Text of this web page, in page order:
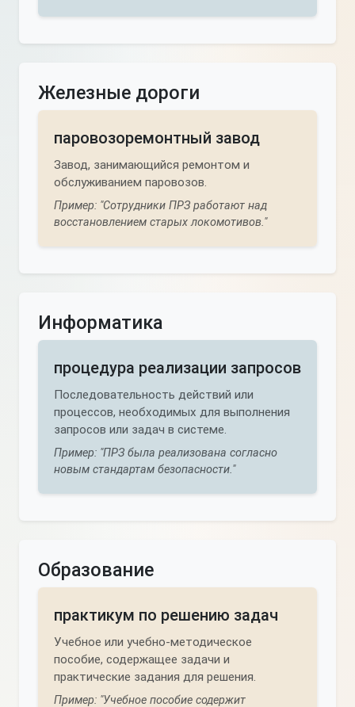
Железные дороги
паровозоремонтный завод
Завод, занимающийся ремонтом и
обслуживанием паровозов.
Пример: "Сотрудники ПРЗ работают над
восстановлением старых локомотивов."
Информатика
процедура реализации запросов
Последовательность действий или
процессов, необходимых для выполнения
запросов или задач в системе.
Пример: "ПРЗ была реализована согласно
новым стандартам безопасности."
Образование
практикум по решению задач
Учебное или учебно-методическое
пособие, содержащее задачи и
практические задания для решения.
Пример: "Учебное пособие содержит